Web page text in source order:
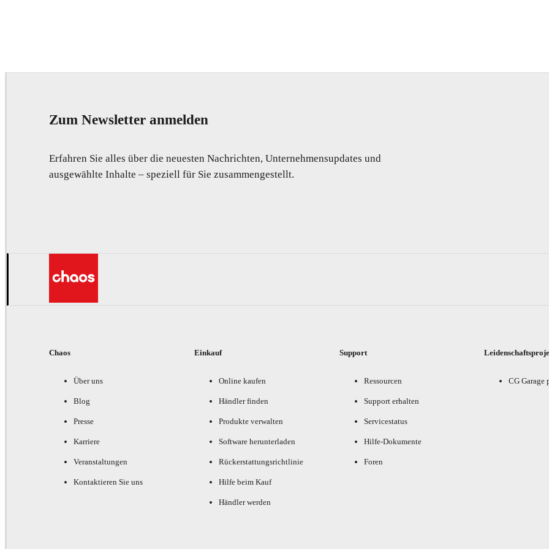
Zum Newsletter anmelden
Erfahren Sie alles über die neuesten Nachrichten, Unternehmensupdates und
ausgewählte Inhalte – speziell für Sie zusammengestellt.
Chaos
Über uns
Blog
Presse
Karriere
Veranstaltungen
Kontaktieren Sie uns
Einkauf
Online kaufen
Händler finden
Produkte verwalten
Software herunterladen
Rückerstattungsrichtlinie
Hilfe beim Kauf
Händler werden
Support
Ressourcen
Support erhalten
Servicestatus
Hilfe-Dokumente
Foren
CG Garage